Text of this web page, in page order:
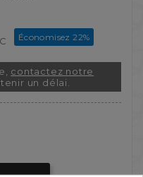
Économisez 22%
contactez notre
un délai.